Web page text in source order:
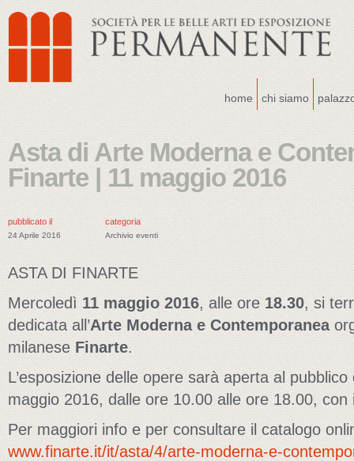
home chi siamo
Asta di Arte Moderna e
Finarte | 11 maggio 2016
pubblicato il
24 Aprile 2016
categoria
Archivio eventi
ASTA DI FINARTE
Mercoledì 11 maggio 2016, alle ore 18.30, si
dedicata all’Arte Moderna e Contemporanea
milanese Finarte.
L’esposizione delle opere sarà aperta al
maggio 2016, dalle ore 10.00 alle ore 18.00, con
Per maggiori info e per consultare il catalogo
www.finarte.it/it/asta/4/arte-moderna-e-